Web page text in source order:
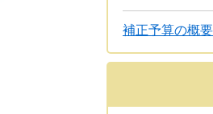
補正予算の概要